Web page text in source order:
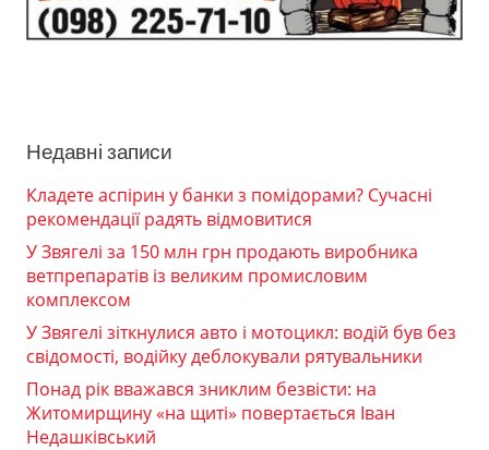
Недавні записи
Кладете аспірин у банки з помідорами? Сучасні
рекомендації радять відмовитися
У Звягелі за 150 млн грн продають виробника
ветпрепаратів із великим промисловим
комплексом
У Звягелі зіткнулися авто і мотоцикл: водій був без
свідомості, водійку деблокували рятувальники
Понад рік вважався зниклим безвісти: на
Житомирщину «на щиті» повертається Іван
Недашківський